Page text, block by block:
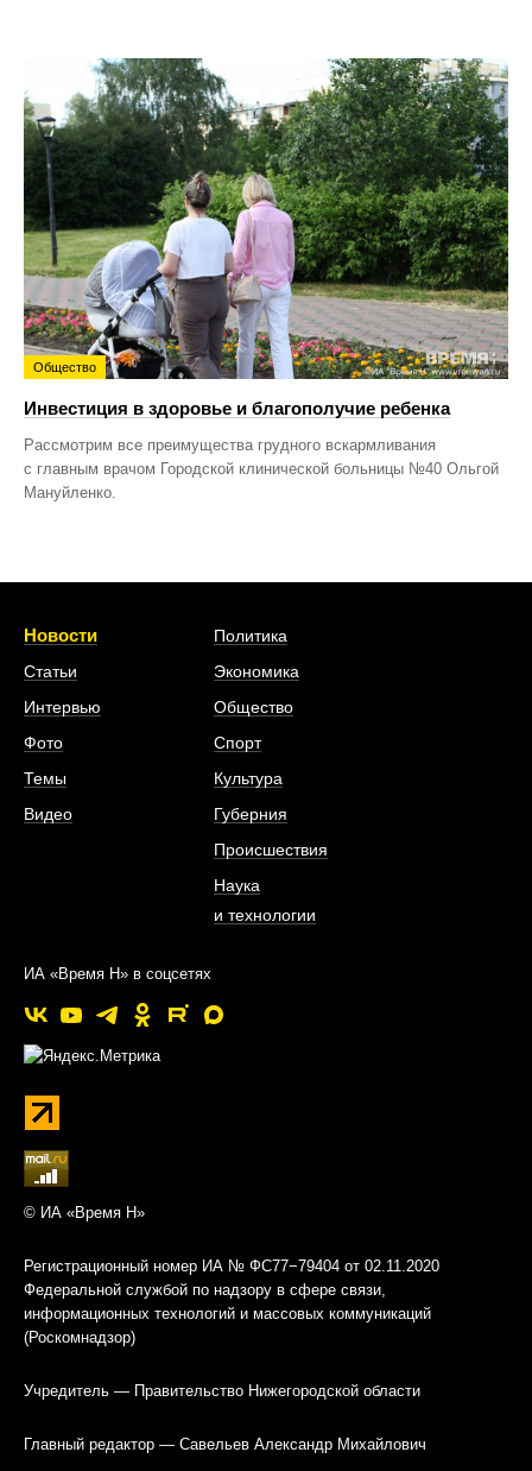
Общество
Инвестиция в здоровье и благополучие ребенка
Рассмотрим все преимущества грудного вскармливания
с главным врачом Городской клинической больницы №40 Ольгой
Мануйленко.
Новости
Статьи
Интервью
Фото
Темы
Видео
Политика
Экономика
Общество
Спорт
Культура
Губерния
Происшествия
Наука
и технологии
ИА «Время Н» в соцсетях
© ИА «Время Н»
Регистрационный номер ИА № ФС77−79404 от 02.11.2020
Федеральной службой по надзору в сфере связи,
информационных технологий и массовых коммуникаций
(Роскомнадзор)
Учредитель — Правительство Нижегородской области
Главный редактор — Савельев Александр Михайлович